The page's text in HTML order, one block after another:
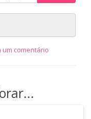
um comentário